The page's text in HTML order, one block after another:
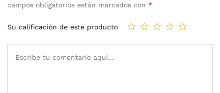
campos obligatorios están marcados con *
Su calificación de este producto